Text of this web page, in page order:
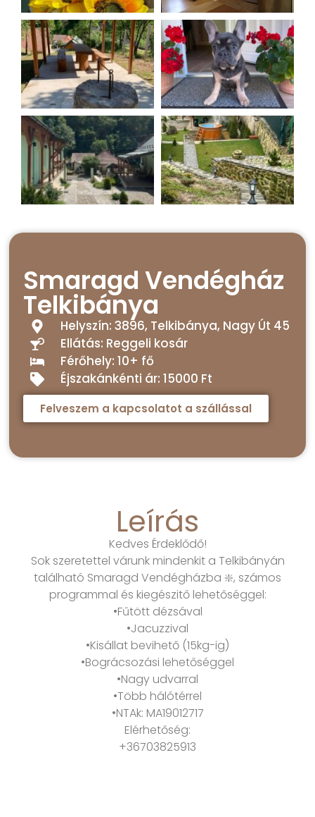
Smaragd Vendégház
Telkibánya
Helyszín: 3896, Telkibánya, Nagy Út 45
Ellátás: Reggeli kosár
Férőhely: 10+ fő
Éjszakánkénti ár: 15000 Ft
Felveszem a kapcsolatot a szállással
Leírás
Kedves Érdeklődő!
Sok szeretettel várunk mindenkit a Telkibányán
található Smaragd Vendégházba ❇️, számos
programmal és kiegészitő lehetőséggel:
•Fűtött dézsával
•Jacuzzival
•Kisállat bevihető (15kg-ig)
•Bográcsozási lehetőséggel
•Nagy udvarral
•Több hálótérrel
•NTAk: MA19012717
Elérhetőség:
+36703825913